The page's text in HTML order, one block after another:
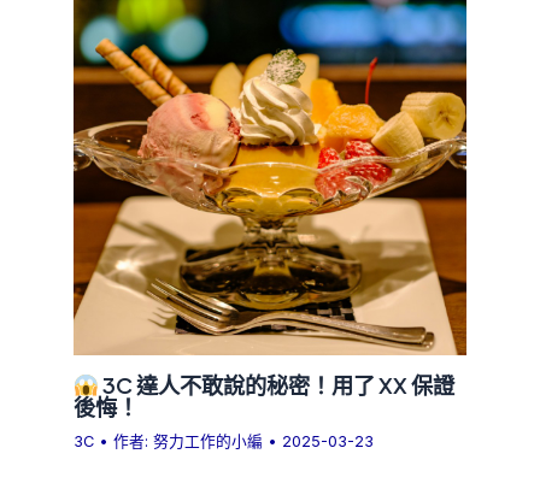
3C 達人不敢說的秘密！用了 XX 保證
後悔！
3C • 作者:努力工作的小編 • 2025-03-23